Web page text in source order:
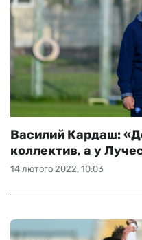
14 лютого 2022, 10:03
Василий Кардаш:
коллектив, а у